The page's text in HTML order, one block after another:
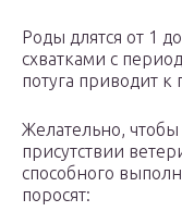
Роды длятся от 1
схватками с
потуга приводит
Желательно,
присутствии
способного
поросят: